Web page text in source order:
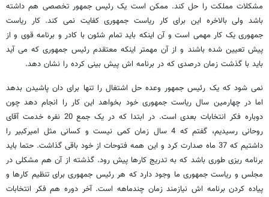
مشکلات مملکت را حل کند. ممکن است یک رئیس جمهور تخصصی هم داشته
باشد ولی بالاخره این برای کار ریاست جمهوری کفایت نمی کند. کار ریاست
جمهوری یک کار مهمی است و آن اینکه باید تمام شئون با کادر و برنامه قوی و از
پیش تعیین شده باشند و از آن مهمتر اینکه معتقدم رئیس جمهوری که می آید
باید با گذشت زمان درصدی که در برنامه اش پیش بینی کرده را نشان دهد.
نمی شود که یک رئیس جمهور وعده حل اشتغال را تنها برای دان پاشیدن بدهد
اما در چهارمین سال ریاست جمهوری خود بخواهد این کار را انجام دهد چون
دوباره فکر انتخابات بعدی است. در ابتدا که در یک جمع 20 نفره خدمت آقای
روحانی رسیدیم، گفتم که 4 سال زمان کمی نیست و کسانی مثل امیرکبیر را
داشتیم که 37 ماه صدارت کرد و این همه فتوحات از خود باقی گذاشت. حتما باید
برنامه ریزی طوری باشد که به تدریج کارها پیش رود. گذشته از آن هم مشکلی در
مجلس و ریاست جمهوری ما وجود دارد که هر رئیس جمهوری برای تنظیم کارها و
پیاده کردن برنامه اش نیازمند زمان چندماهه است. آخر دوره هم فکر انتخابات